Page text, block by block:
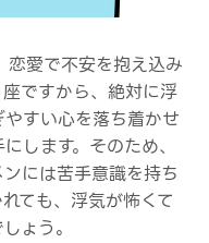
愛で不安を抱え込み
ですから、絶対に浮
すい心を落ち着かせ
します。そのため、
には苦手意識を持ち
ても、浮気が怖くて
ょう。